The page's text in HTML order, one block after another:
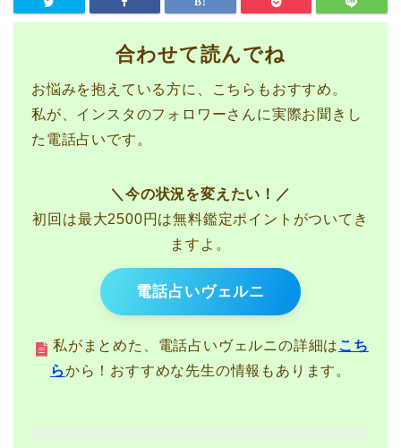
合わせて読んでね
お悩みを抱えている方に、こちらもおすすめ。
私が、インスタのフォロワーさんに実際お聞きし
た電話占いです。
＼今の状況を変えたい！／
初回は最大2500円は無料鑑定ポイントがついてき
ますよ。
電話占いヴェルニ
私がまとめた、電話占いヴェルニの詳細は こち
らから！おすすめな先生の情報もあります。